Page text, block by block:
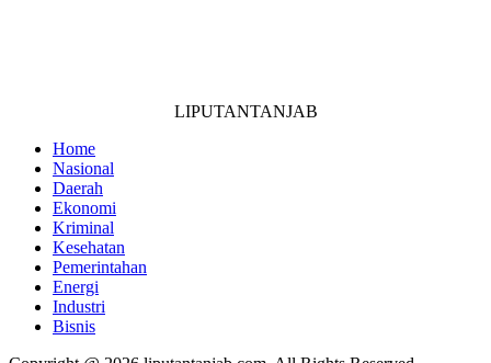
LIPUTANTANJAB
Home
Nasional
Daerah
Ekonomi
Kriminal
Kesehatan
Pemerintahan
Energi
Industri
Bisnis